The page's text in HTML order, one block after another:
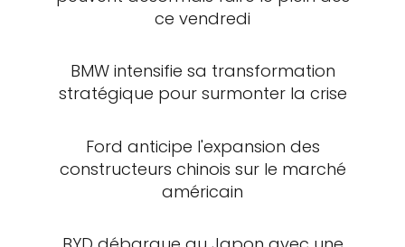
ce vendredi
BMW intensifie sa transformation
stratégique pour surmonter la crise
Ford anticipe l'expansion des
constructeurs chinois sur le marché
américain